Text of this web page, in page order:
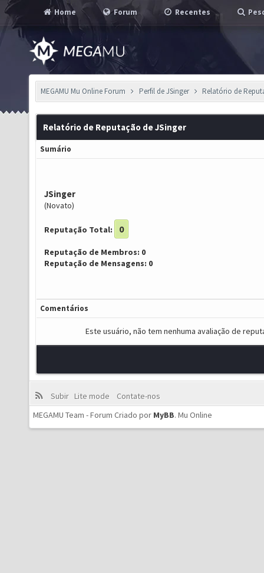
Home Forum Recentes
MEGAMU Mu Online Forum Perfil de JSinger Relatório de
Relatório de Reputação de JSinger
Sumário
JSinger
(Novato)
Reputação Total: 0
Reputação de Membros: 0
Reputação de Mensagens: 0
Comentários
Este usuário, não tem nenhuma avaliação de
Subir Lite mode
Contate-nos
MEGAMU Team - Forum Criado por MyBB. Mu Online